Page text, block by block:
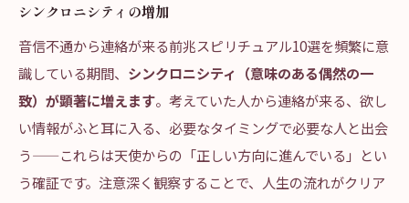
シンクロニシティの増加
音信不通から連絡が来る前兆スピリチュアル10選を頻繁に意
識している期間、 シンクロニシティ（意味のある偶然の一
致）が顕著に増えます。考えていた人から連絡が来る、欲し
い情報がふと耳に入る、必要なタイミングで必要な人と出会
う——これらは天使からの「正しい方向に進んでいる」とい
う確証です。注意深く観察することで、人生の流れがクリア